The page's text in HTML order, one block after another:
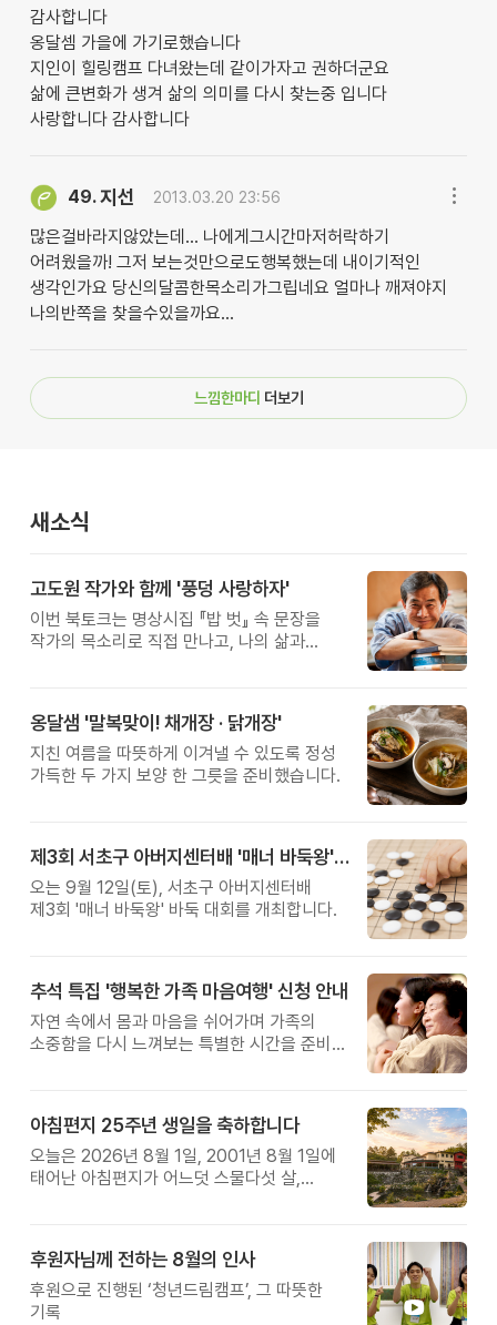
감사합니다
옹달셈 가을에 가기로했습니다
지인이 힐링캠프 다녀왔는데 같이가자고 권하더군요
삶에 큰변화가 생겨 삶의 의미를 다시 찾는중 입니다
사랑합니다 감사합니다
49.지선 2013.03.20 23:56
많은걸바라지않았는데... 나에게그시간마저허락하기
어려웠을까! 그저 보는것만으로도행복했는데 내이기적인
생각인가요 당신의달콤한목소리가그립네요 얼마나 깨져야지
나의반쪽을 찾을수있을까요...
느낌한마디 더보기
새소식
고도원 작가와 함께 '풍덩 사랑하자'
이번 북토크는 명상시집 『밥 벗』 속 문장을
작가의 목소리로 직접 만나고, 나의 삶과
옹달샘 '말복맞이! 채개장 · 닭개장'
지친 여름을 따뜻하게 이겨낼 수 있도록 정성
가득한 두 가지 보양 한 그릇을 준비했습니다.
제3회 서초구 아버지센터배 '매너 바둑왕' 대회
오는 9월 12일(토), 서초구 아버지센터배
제3회 '매너 바둑왕' 바둑 대회를 개최합니다.
추석 특집 '행복한 가족 마음여행' 신청 안내
자연 속에서 몸과 마음을 쉬어가며 가족의
소중함을 다시 느껴보는 특별한 시간을 준비해
아침편지 25주년 생일을 축하합니다
오늘은 2026년 8월 1일, 2001년 8월 1일에
태어난 아침편지가 어느덧 스물다섯 살,
후원자님께 전하는 8월의 인사
후원으로 진행된 ‘청년드림캠프’, 그 따뜻한
기록